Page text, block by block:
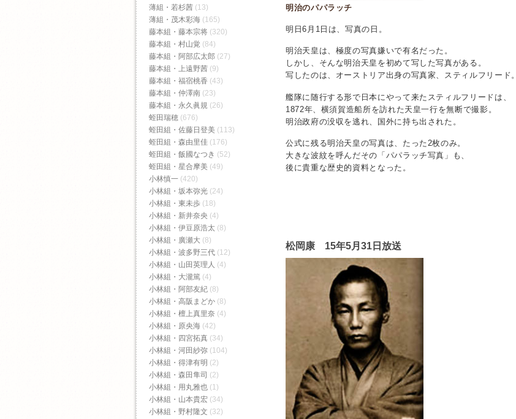
明治のパパラッチ
明日6月1日は、写真の日。
明治天皇は、極度の写真嫌いで有名だった。
しかし、そんな明治天皇を初めて写した写真がある。
写したのは、オーストリア出身の写真家、スティルフリード。
艦隊に随行する形で日本にやって来たスティルフリードは、
1872年、横須賀造船所を訪れた天皇一行を無断で撮影。
明治政府の没収を逃れ、国外に持ち出された。
公式に残る明治天皇の写真は、たった2枚のみ。
大きな波紋を呼んだその「パパラッチ写真」も、
後に貴重な歴史的資料となった。
松岡康 15年5月31日放送
薄組・若杉茜 (13)
薄組・茂木彩海 (165)
藤本組・藤本宗将 (320)
藤本組・村山覚 (84)
藤本組・阿部広太郎 (27)
藤本組・上遠野茜 (9)
藤本組・福宿桃香‬ (43)
藤本組・仲澤南 (23)
藤本組・永久眞規 (26)
蛭田瑞穂 (676)
蛭田組・佐藤日登美 (113)
蛭田組・森由里佳 (176)
蛭田組・飯國なつき (52)
蛭田組・星合摩美 (49)
小林慎一 (420)
小林組・坂本弥光 (24)
小林組・東未歩 (18)
小林組・新井奈央 (4)
小林組・伊豆原浩太 (8)
小林組・廣瀬大 (8)
小林組・波多野三代 (12)
小林組・山田英理人 (4)
小林組・大瀧篤 (4)
小林組・阿部友紀 (8)
小林組・高阪まどか (8)
小林組・檀上真里奈 (4)
小林組・原央海 (42)
小林組・四宮拓真 (34)
小林組・河田紗弥 (104)
小林組・得津有明 (2)
小林組・森田隼司 (2)
小林組・用丸雅也 (1)
小林組・山本貴宏 (34)
小林組・野村隆文 (32)